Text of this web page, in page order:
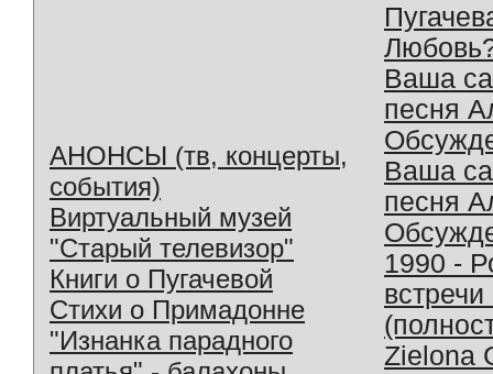
АНОНСЫ (тв, концерты,
события)
Виртуальный музей
"Старый телевизор"
Книги о Пугачевой
Стихи о Примадонне
"Изнанка парадного
Ваша
песня
Ваша
песня
1990 -
Zielona